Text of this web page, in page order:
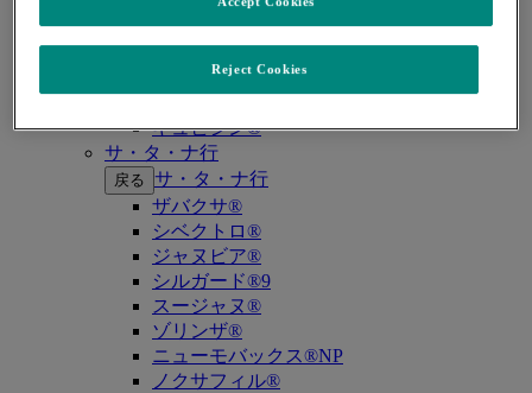
キイトルーダ®（MSI-High固形癌）
キイトルーダ®（MSI-High結腸・直腸癌）
キイトルーダ®（TMB-High固形癌）
キュビシン®
サ・タ・ナ行
戻る サ・タ・ナ行
ザバクサ®
シベクトロ®
ジャヌビア®
シルガード®9
スージャヌ®
ゾリンザ®
ニューモバックス®NP
ノクサフィル®
Reject Cookies